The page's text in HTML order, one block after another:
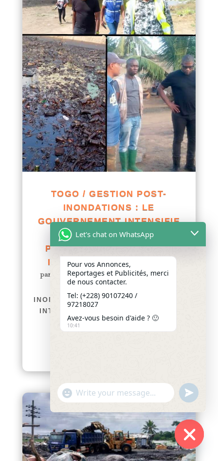
TOGO / GESTION POST-
INONDATIONS : LE
GOUVERNEMENT INTENSIFIE
LES INSPECTIONS ET
PRÉPARE DE NOUVELLES
INTERVENTIONS À LOMÉ
par Yawo KLOUSSE|Juil 6, 2026|Actualités
INONDATIONS : LE GOUVERNEMENT
INTENSIFIE LES INSPECTIONS ET
PRÉPARE DE NOUVELLES
INTERVENTIONS À LOMÉ
Hide
Let's chat on WhatsApp
Pour vos Annonces,
Reportages et Publicités, merci
de nous contacter.
Tel: (+228) 90107240 /
97218027
Avez-vous besoin d'aide ? 🙂
10:41
"+chaty_settings.lang.emoji_picker+"
WhatsApp
undefined